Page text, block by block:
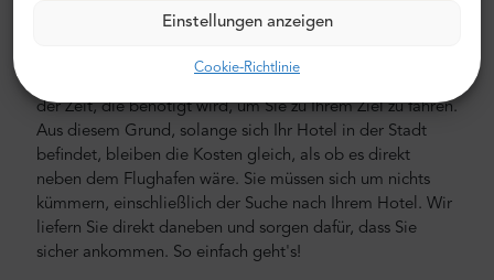
Einstellungen anzeigen
Cookie-Richtlinie
Kreditkarte oder PayPal bezahlen. Denken Sie daran, dass
nur private Flughafentransfers ihren Preis festgelegt
haben. Was bedeutet das? Dies bedeutet, dass sich die
der Zeit, die benötigt wird, um Sie zu Ihrem Ziel zu fahren.
Aus diesem Grund, solange sich Ihr Hotel in der Stadt
befindet, bleiben die Kosten gleich, als ob es direkt
neben dem Flughafen wäre. Sie müssen sich um nichts
kümmern, einschließlich der Suche nach Ihrem Hotel. Wir
liefern Sie direkt daneben und sorgen dafür, dass Sie
sicher ankommen. So einfach geht's!